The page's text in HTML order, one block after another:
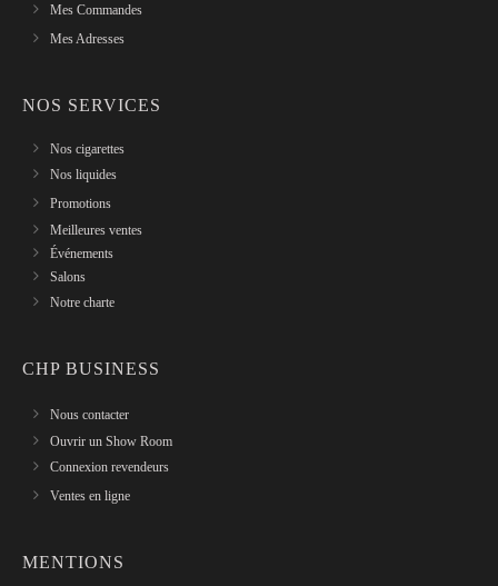
Mes Commandes
Mes Adresses
NOS SERVICES
Nos cigarettes
Nos liquides
Promotions
Meilleures ventes
Événements
Salons
Notre charte
CHP BUSINESS
Nous contacter
Ouvrir un Show Room
Connexion revendeurs
Ventes en ligne
MENTIONS